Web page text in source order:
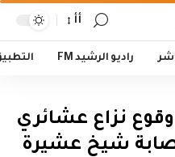
أأ
راديو الرشيد FM
نزاع عشائري
شيخ عشيرة